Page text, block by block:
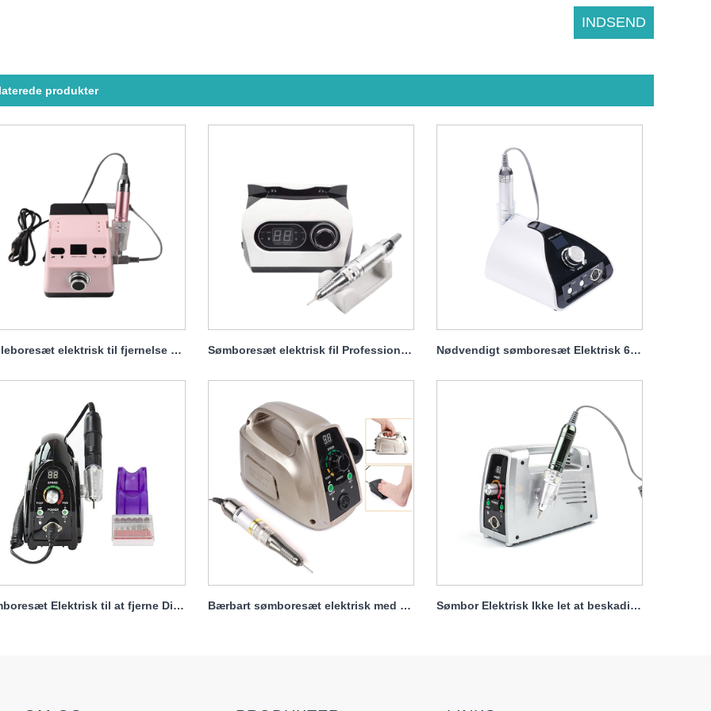
produkter
Negleboresæt elektrisk til fjernelse af gellak 65w 35000rpm Sømboresæt elektrisk fil Professionel 65w 35000rpm Nødvendigt sømboresæt Elektrisk 65w 35000rpm
Sømboresæt Elektrisk til at fjerne Dip 65w 35000rpm Bærbart sømboresæt elektrisk med kraftig motor 65w 35000rpm Sømbor Elektrisk Ikke let at beskadige håndstykke 65w 35000rpm